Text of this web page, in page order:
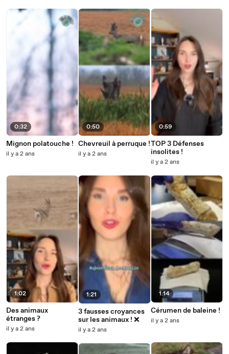
0:32
Mignon polatouche !
il y a 2 ans
1:02
Des animaux
étranges ?
il y a 2 ans
0:50
Chevreuil à perruque !
il y a 2 ans
1:21
3 fausses croyances
sur les animaux ! ❌
il y a 2 ans
0:59
TOP 3 Défenses
insolites !
il y a 2 ans
1:14
Cérumen de baleine !
il y a 2 ans